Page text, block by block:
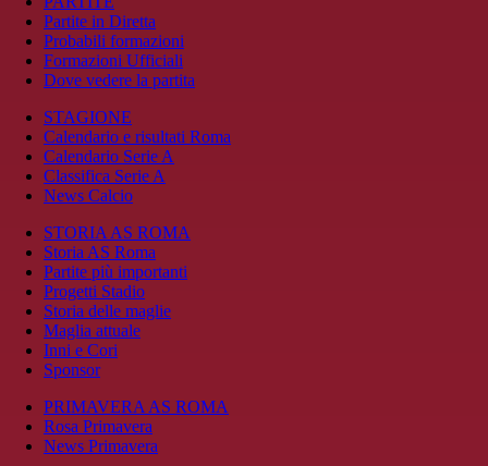
Partite in Diretta
Probabili formazioni
Formazioni Ufficiali
Dove vedere la partita
STAGIONE
Calendario e risultati Roma
Calendario Serie A
Classifica Serie A
News Calcio
STORIA AS ROMA
Storia AS Roma
Partite più importanti
Progetti Stadio
Storia delle maglie
Maglia attuale
Inni e Cori
Sponsor
PRIMAVERA AS ROMA
Rosa Primavera
News Primavera